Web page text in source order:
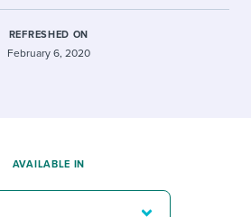
REFRESHED ON
February 6, 2020
AVAILABLE IN